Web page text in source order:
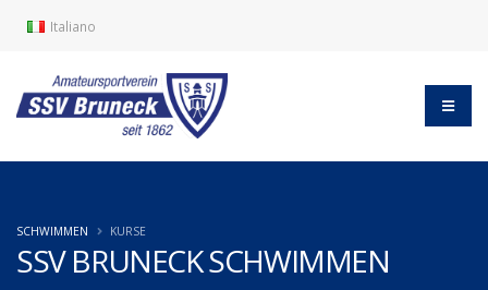
Italiano
SSV BRUNECK SCHWIMMEN
SCHWIMMEN KURSE